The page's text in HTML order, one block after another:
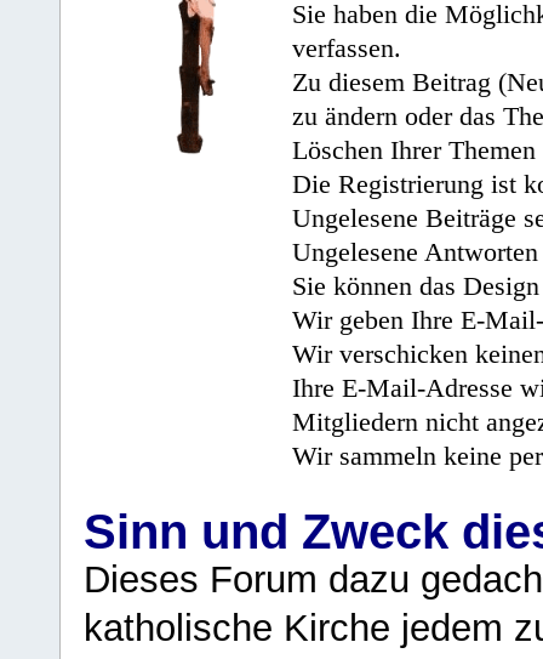
Sie haben die
verfassen.
Zu diesem Beitrag
zu ändern oder das
Löschen Ihrer
Die Registrierung ist
Ungelesene Beiträge
Ungelesene
Sie können das
Wir geben Ihre E-
Wir verschicken
Ihre E-Mail-Adresse
Mitgliedern nicht
Wir sammeln keine
Sinn und Zweck
Dieses Forum dazu
katholische Kirche jedem